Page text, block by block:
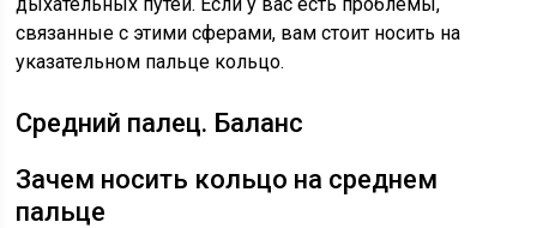
связанные с этими сферами, вам стоит носить на
указательном пальце кольцо.
Средний палец. Баланс
Зачем носить кольцо на среднем
пальце